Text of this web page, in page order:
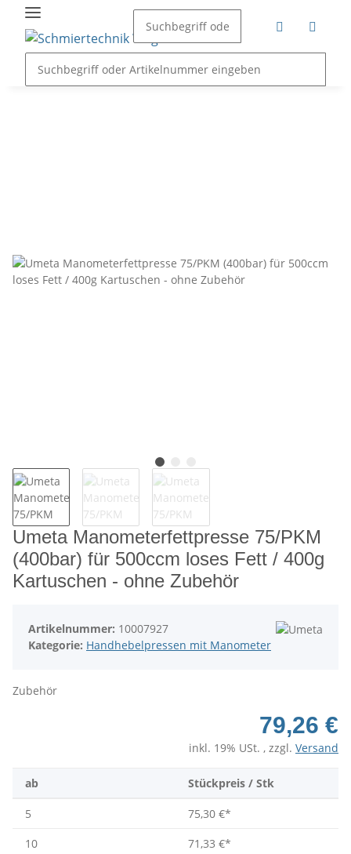
Umeta Manometerfettpresse 75/PKM
(400bar) für 500ccm loses Fett / 400g
Kartuschen - ohne Zubehör
Artikelnummer: 10007927
Kategorie: Handhebelpressen mit Manometer
Zubehör
79,26 €
inkl. 19% USt. , zzgl. Versand
ab Stückpreis / Stk
5 75,30 €*
10
71,33 €*